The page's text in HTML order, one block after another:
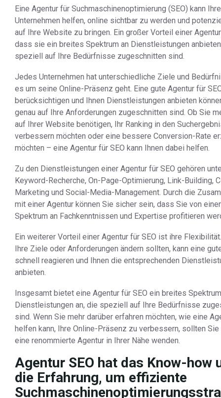
Eine Agentur für Suchmaschinenoptimierung (SEO) kann
Unternehmen helfen, online sichtbar zu werden und
auf Ihre Website zu bringen. Ein großer Vorteil einer
dass sie ein breites Spektrum an Dienstleistungen
speziell auf Ihre Bedürfnisse zugeschnitten sind.
Jedes Unternehmen hat unterschiedliche Ziele und
es um seine Online-Präsenz geht. Eine gute Agentur für
berücksichtigen und Ihnen Dienstleistungen anbieten
genau auf Ihre Anforderungen zugeschnitten sind. Ob Sie
auf Ihrer Website benötigen, Ihr Ranking in den
verbessern möchten oder eine bessere Conversion-Rate
möchten – eine Agentur für SEO kann Ihnen dabei helfen.
Zu den Dienstleistungen einer Agentur für SEO gehören
Keyword-Recherche, On-Page-Optimierung, Link-Building,
Marketing und Social-Media-Management. Durch die
mit einer Agentur können Sie sicher sein, dass Sie von
Spektrum an Fachkenntnissen und Expertise profitieren
Ein weiterer Vorteil einer Agentur für SEO ist ihre
Ihre Ziele oder Anforderungen ändern sollten, kann eine
schnell reagieren und Ihnen die entsprechenden
anbieten.
Insgesamt bietet eine Agentur für SEO ein breites
Dienstleistungen an, die speziell auf Ihre Bedürfnisse
sind. Wenn Sie mehr darüber erfahren möchten, wie eine
helfen kann, Ihre Online-Präsenz zu verbessern, sollten Sie
eine renommierte Agentur in Ihrer Nähe wenden.
Agentur SEO hat das Know-how
die Erfahrung, um effiziente